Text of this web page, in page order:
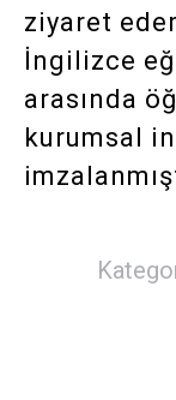
ziyaret
İngilizce
arasında
kurumsal